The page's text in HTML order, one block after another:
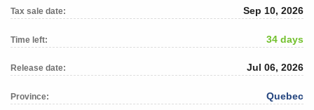
Tax sale date: Sep 10, 2026
Time left: 34 days
Release date: Jul 06, 2026
Province: Quebec